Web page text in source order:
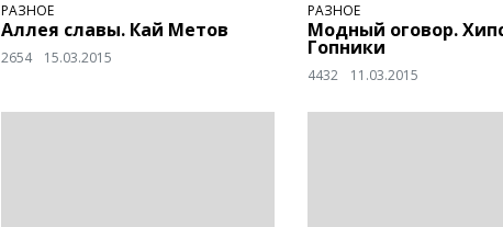
РАЗНОЕ
Аллея славы. Кай Метов
2654 15.03.2015
РАЗНОЕ
Модный оговор.
Гопники
4432 11.03.2015